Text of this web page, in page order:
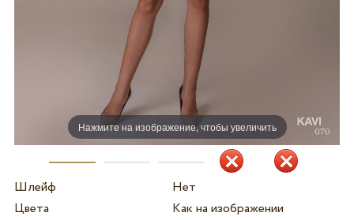
Нажмите на изображение, чтобы увеличить
Шлейф
Нет
Цвета
Как на изображении